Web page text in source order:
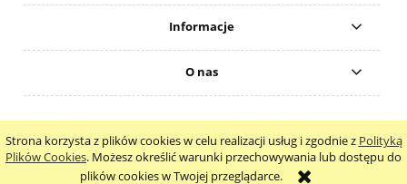
Strona korzysta z plików cookies w celu realizacji usług i zgodnie z Polityką
Plików Cookies. Możesz określić warunki przechowywania lub dostępu do
plików cookies w Twojej przeglądarce.
Informacje
O nas
pokaż pełną wersję strony